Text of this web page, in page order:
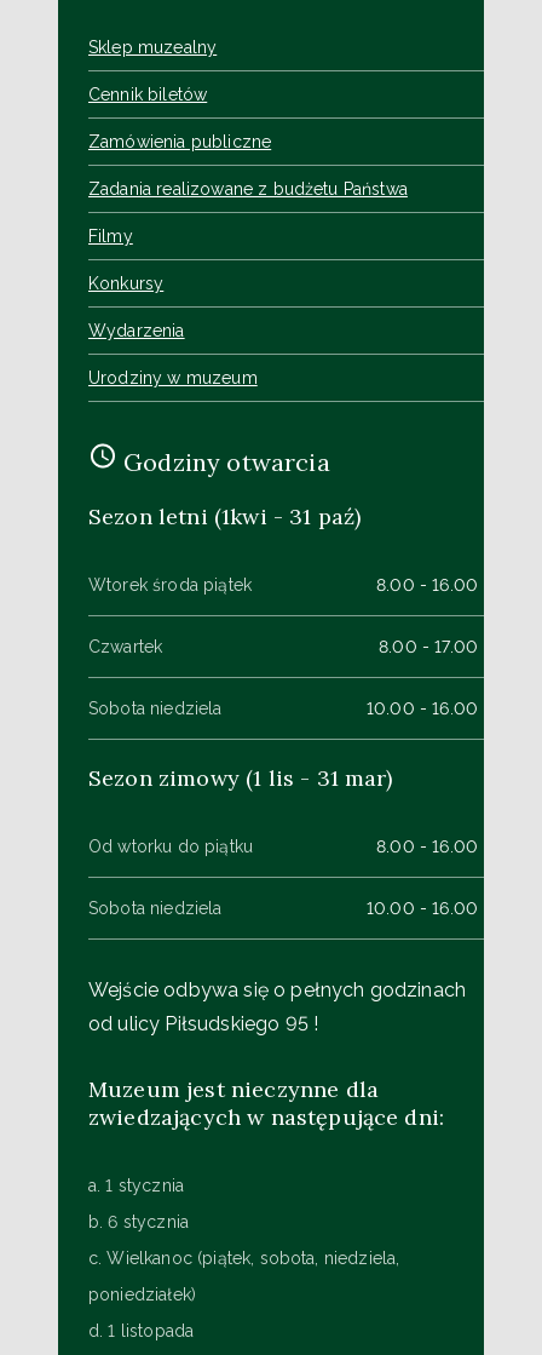
Sklep muzealny
Cennik biletów
Zamówienia publiczne
Zadania realizowane z budżetu Państwa
Filmy
Konkursy
Wydarzenia
Urodziny w muzeum
Godziny otwarcia
Sezon letni (1kwi - 31 paź)
Wtorek środa piątek 8.00 - 16.00
Czwartek 8.00 - 17.00
Sobota niedziela 10.00 - 16.00
Sezon zimowy (1 lis - 31 mar)
Od wtorku do piątku 8.00 - 16.00
Sobota niedziela 10.00 - 16.00
Wejście odbywa się o pełnych godzinach
od ulicy Piłsudskiego 95 !
Muzeum jest nieczynne dla
zwiedzających w następujące dni:
a. 1 stycznia
b. 6 stycznia
c. Wielkanoc (piątek, sobota, niedziela,
poniedziałek)
d. 1 listopada